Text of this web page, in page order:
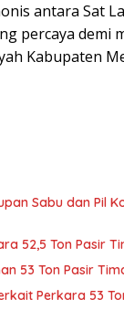
antara Sat
percaya demi
Kabupaten
Sabu dan Pil
52,5 Ton Pasir
53 Ton Pasir
Perkara 53